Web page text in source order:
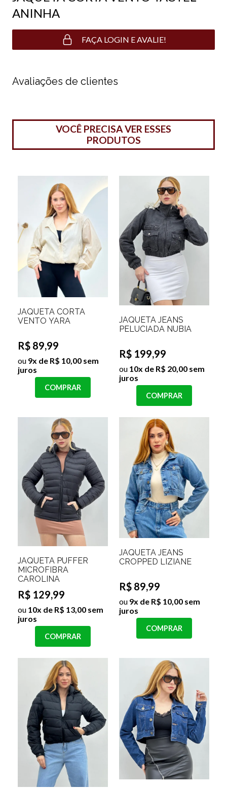
ANINHA
FAÇA LOGIN E AVALIE!
Avaliações de clientes
VOCÊ PRECISA VER ESSES
PRODUTOS
JAQUETA CORTA
VENTO YARA
R$ 89,99
ou 9x de R$ 10,00 sem
juros
COMPRAR
JAQUETA JEANS
PELUCIADA NUBIA
R$ 199,99
ou 10x de R$ 20,00 sem
juros
COMPRAR
JAQUETA PUFFER
MICROFIBRA
CAROLINA
R$ 129,99
ou 10x de R$ 13,00 sem
juros
COMPRAR
JAQUETA JEANS
CROPPED LIZIANE
R$ 89,99
ou 9x de R$ 10,00 sem
juros
COMPRAR